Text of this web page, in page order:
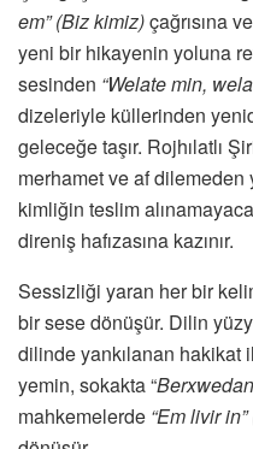
em” (Biz kimiz)çağrısına
yeni bir hikayenin yoluna
sesinden “Welate min,
dizeleriyle küllerinden
geleceğe taşır. Rojhılatlı
merhamet ve af
kimliğin teslim
direniş hafızasına kazınır.
Sessizliği yaran her bir
bir sese dönüşür. Dilin
dilinde yankılanan hakikat
yemin, sokakta “
mahkemelerde “Em livir in”